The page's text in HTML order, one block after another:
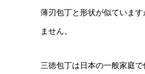
薄刃包丁と形状が似ていま
ません。
三徳包丁は日本の一般家庭